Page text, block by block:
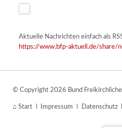
Aktuelle Nachrichten einfach als
https://www.bfp-aktuell.de/share/
© Copyright 2026 Bund
Navigation
Start Impressum Datenschutz